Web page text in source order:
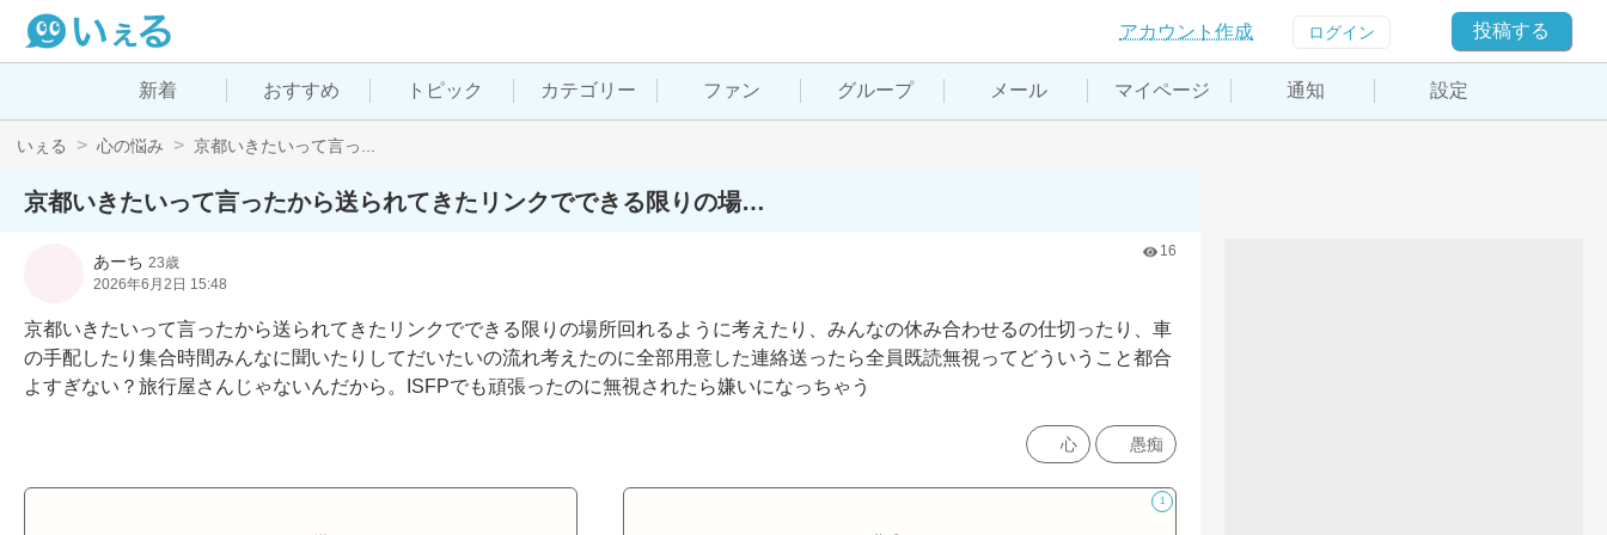
アカウント作成 ログイン 投稿する
新着 おすすめ トピック カテゴリー ファン グループ メール マイページ 通知 設定
いぇる 心の悩み 京都いきたいって言っ...
京都いきたいって言ったから送られてきたリンクでできる限りの場…
あーち 23歳
2026年6月2日 15:48
16
京都いきたいって言ったから送られてきたリンクでできる限りの場所回れるように考えたり、みんなの休み合わせるの仕切ったり、車
の手配したり集合時間みんなに聞いたりしてだいたいの流れ考えたのに全部用意した連絡送ったら全員既読無視ってどういうこと都合
よすぎない？旅行屋さんじゃないんだから。ISFPでも頑張ったのに無視されたら嫌いになっちゃう
心 愚痴
1